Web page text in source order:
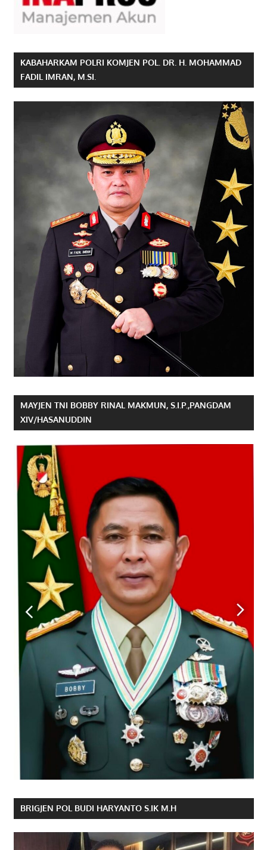
KABAHARKAM POLRI KOMJEN POL. DR. H. MOHAMMAD
FADIL IMRAN, M.SI.
MAYJEN TNI BOBBY RINAL MAKMUN, S.I.P.,PANGDAM
XIV/HASANUDDIN
BRIGJEN POL BUDI HARYANTO S.IK M.H